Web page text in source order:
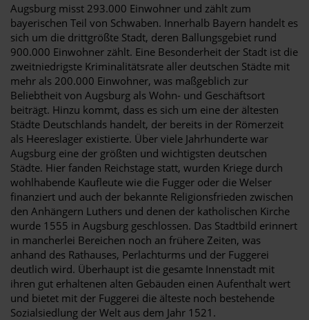
Augsburg misst 293.000 Einwohner und zählt zum
bayerischen Teil von Schwaben. Innerhalb Bayern handelt es
sich um die drittgrößte Stadt, deren Ballungsgebiet rund
900.000 Einwohner zählt. Eine Besonderheit der Stadt ist die
zweitniedrigste Kriminalitätsrate aller deutschen Städte mit
mehr als 200.000 Einwohner, was maßgeblich zur
Beliebtheit von Augsburg als Wohn- und Geschäftsort
beiträgt. Hinzu kommt, dass es sich um eine der ältesten
Städte Deutschlands handelt, der bereits in der Römerzeit
als Heereslager existierte. Über viele Jahrhunderte war
Augsburg eine der größten und wichtigsten deutschen
Städte. Hier fanden Reichstage statt, wurden Kriege durch
wohlhabende Kaufleute wie die Fugger oder die Welser
finanziert und auch der bekannte Religionsfrieden zwischen
den Anhängern Luthers und denen der katholischen Kirche
wurde 1555 in Augsburg geschlossen. Das Stadtbild erinnert
in mancherlei Bereichen noch an frühere Zeiten, was
anhand des Rathauses, Perlachturms und der Fuggerei
deutlich wird. Überhaupt ist die gesamte Innenstadt mit
ihren gut erhaltenen alten Gebäuden einen Aufenthalt wert
und bietet mit der Fuggerei die älteste noch bestehende
Sozialsiedlung der Welt aus dem Jahr 1521.